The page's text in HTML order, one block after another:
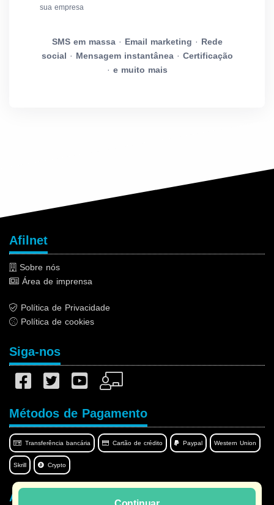
sua empresa
SMS em massa· Email marketing · Rede
social · Mensagem instantânea· Certificação
· e muito mais
Afilnet
Sobre nós
Área de imprensa
Política de Privacidade
Política de cookies
Siga-nos
Métodos de Pagamento
Transferência bancária Cartão de crédito Paypal Western Union
Skrill Crypto
Afilnet no seu idioma